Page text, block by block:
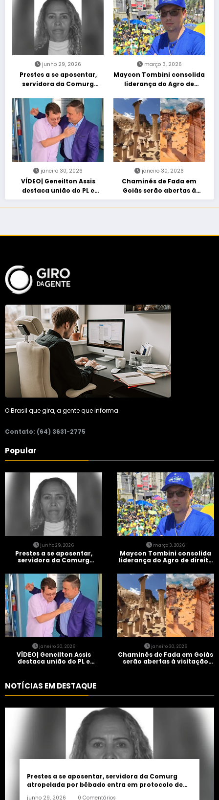
junho 29, 2026
Prestes a se aposentar,
servidora da Comurg
entra em protocolo de
morte encefálica
março 3, 2026
Maycon Tombini consolida
liderança do Agro de
“Acorda Brasil” em Goiânia
janeiro 30, 2026
VÍDEO| Geneilton Assis
destaca união do PL e
consolidação de apoio a
Maycon Tombini em Jataí
janeiro 30, 2026
Chaminés de Fada em
Goiás serão abertas à
visitação controlada
O Brasil que gira, a gente que informa.
Contato: (64) 3631-2775
Popular
junho 29, 2026
Prestes a se aposentar,
servidora da Comurg
entra em protocolo de
morte encefálica
março 3, 2026
Maycon Tombini consolida
liderança do Agro de direita
Brasil” em Goiânia
janeiro 30, 2026
VÍDEO| Geneilton Assis
destaca união do PL e
janeiro 30, 2026
Chaminés de Fada em Goiás
serão abertas à visitação
NOTÍCIAS EM DESTAQUE
Prestes a se aposentar, servidora da Comurg
atropelada por bêbado entra em protocolo de
junho 29, 2026 0 Comentários